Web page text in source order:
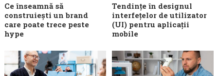
Ce înseamnă să
construiești un brand
care poate trece peste
hype
Tendințe în designul
interfețelor de utilizator
(UI) pentru aplicații
mobile